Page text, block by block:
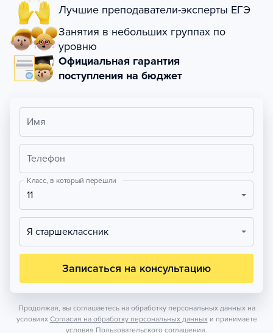
Лучшие преподаватели-эксперты ЕГЭ
Занятия в небольших группах по
уровню
Официальная гарантия
поступления на бюджет
Имя
Телефон
Класс, в который перешли
11
Я старшеклассник
Записаться на консультацию
Продолжая, вы соглашаетесь на обработку персональных данных на
условиях Согласия на обработку персональных данных и принимаете
условия Пользовательского соглашения.